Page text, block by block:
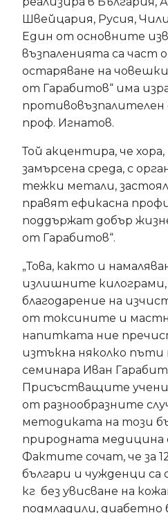
Швейцария, Русия,
Един от основните
възпаленията са част
остаряване на
от Гарабитов“ има
противовъзпалителен
проф. Игнатов.
Той акцентира, че
замърсена среда, с
тежки метали, застоял
правят ефикасна
поддържат добър
от Гарабитов“.
„Това, както и
излишните килограми,
благодарение на
от токсините и
напитката ние
изтъкна няколко пъти
семинара Иван
Присъстващите учени
от разнообразните
методиката на този
природната медицина
Фактите сочат, че за
българи и чужденци са
кг без увисване на
подмладили, диабетно